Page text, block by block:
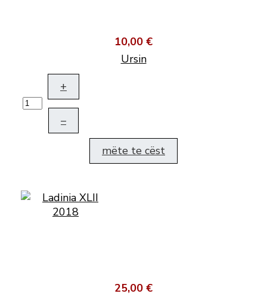
10,00 €
Ursin
+
–
mëte te cëst
25,00 €